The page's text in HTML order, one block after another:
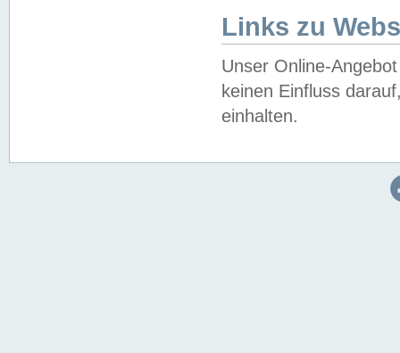
Links zu
Unser Online-
keinen Einfluss
einhalten.